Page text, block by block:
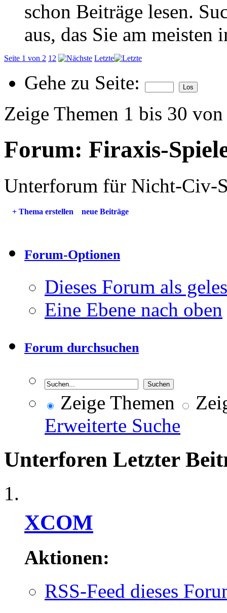
schon Beiträge lesen.
aus, das Sie am meisten
Seite 1 von 2 1 2 Letzte
Gehe zu Seite:
Zeige Themen 1 bis 30
Forum: Firaxis-
Unterforum für Nicht-Civ-
+ Thema erstellen neue Beiträge
Forum-Optionen
Dieses Forum als
Eine Ebene nach oben
Forum durchsuchen
Zeige Themen
Erweiterte Suche
Unterforen Letzter
XCOM
Aktionen:
RSS-Feed dieses